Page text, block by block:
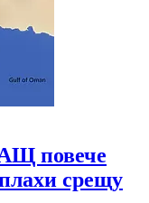
повече
срещу